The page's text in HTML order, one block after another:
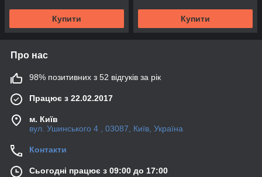
Купити Купити
Про нас
98% позитивних з 52 відгуків за рік
Працює з 22.02.2017
м. Київ
вул. Ушинського 4 , 03087, Київ, Україна
Контакти
Сьогодні працює з 09:00 до 17:00